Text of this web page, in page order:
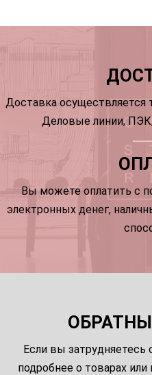
Доставка
Деловые линии,
Вы можете оплатить с
электронных денег,
Если вы затрудняетесь
подробнее о товарах